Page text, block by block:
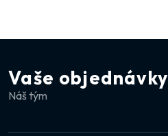
Vaše
Náš tým